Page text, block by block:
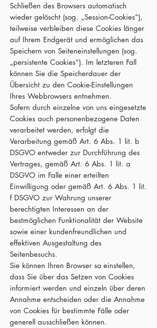
Schließen des Browsers automatisch
wieder gelöscht (sog. „Session-Cookies“),
teilweise verbleiben diese Cookies länger
auf Ihrem Endgerät und ermöglichen das
Speichern von Seiteneinstellungen (sog.
„persistente Cookies“). Im letzteren Fall
können Sie die Speicherdauer der
Übersicht zu den Cookie-Einstellungen
Ihres Webbrowsers entnehmen.
Sofern durch einzelne von uns eingesetzte
Cookies auch personenbezogene Daten
verarbeitet werden, erfolgt die
Verarbeitung gemäß Art. 6 Abs. 1 lit. b
DSGVO entweder zur Durchführung des
Vertrages, gemäß Art. 6 Abs. 1 lit. a
DSGVO im Falle einer erteilten
Einwilligung oder gemäß Art. 6 Abs. 1 lit.
f DSGVO zur Wahrung unserer
berechtigten Interessen an der
bestmöglichen Funktionalität der Website
sowie einer kundenfreundlichen und
effektiven Ausgestaltung des
Seitenbesuchs.
Sie können Ihren Browser so einstellen,
dass Sie über das Setzen von Cookies
informiert werden und einzeln über deren
Annahme entscheiden oder die Annahme
von Cookies für bestimmte Fälle oder
generell ausschließen können.